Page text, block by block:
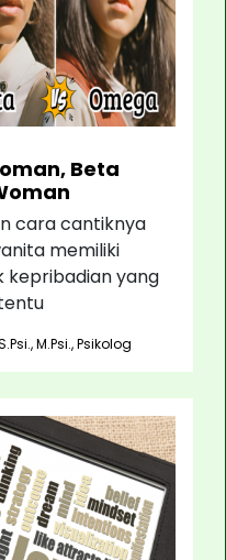
Beta
cara cantiknya
memiliki
kepribadian yang
M.Psi., Psikolog